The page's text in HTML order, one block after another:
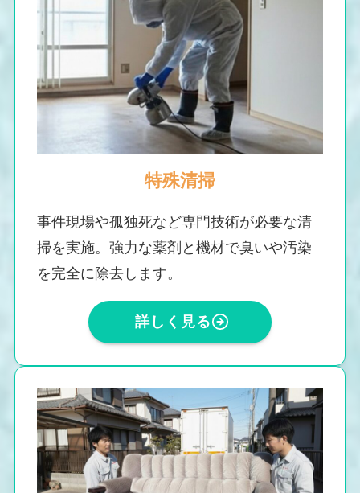
特殊清掃
事件現場や孤独死など専門技術が必要な清
掃を実施。強力な薬剤と機材で臭いや汚染
を完全に除去します。
詳しく見る